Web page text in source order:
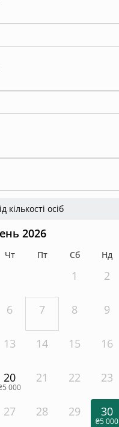
осіб
2026
Чт Пт Сб Нд
1 2
6 7 8 9
13 14 15 16
20
000
21 22 23
27 28 29 30
₴5 000